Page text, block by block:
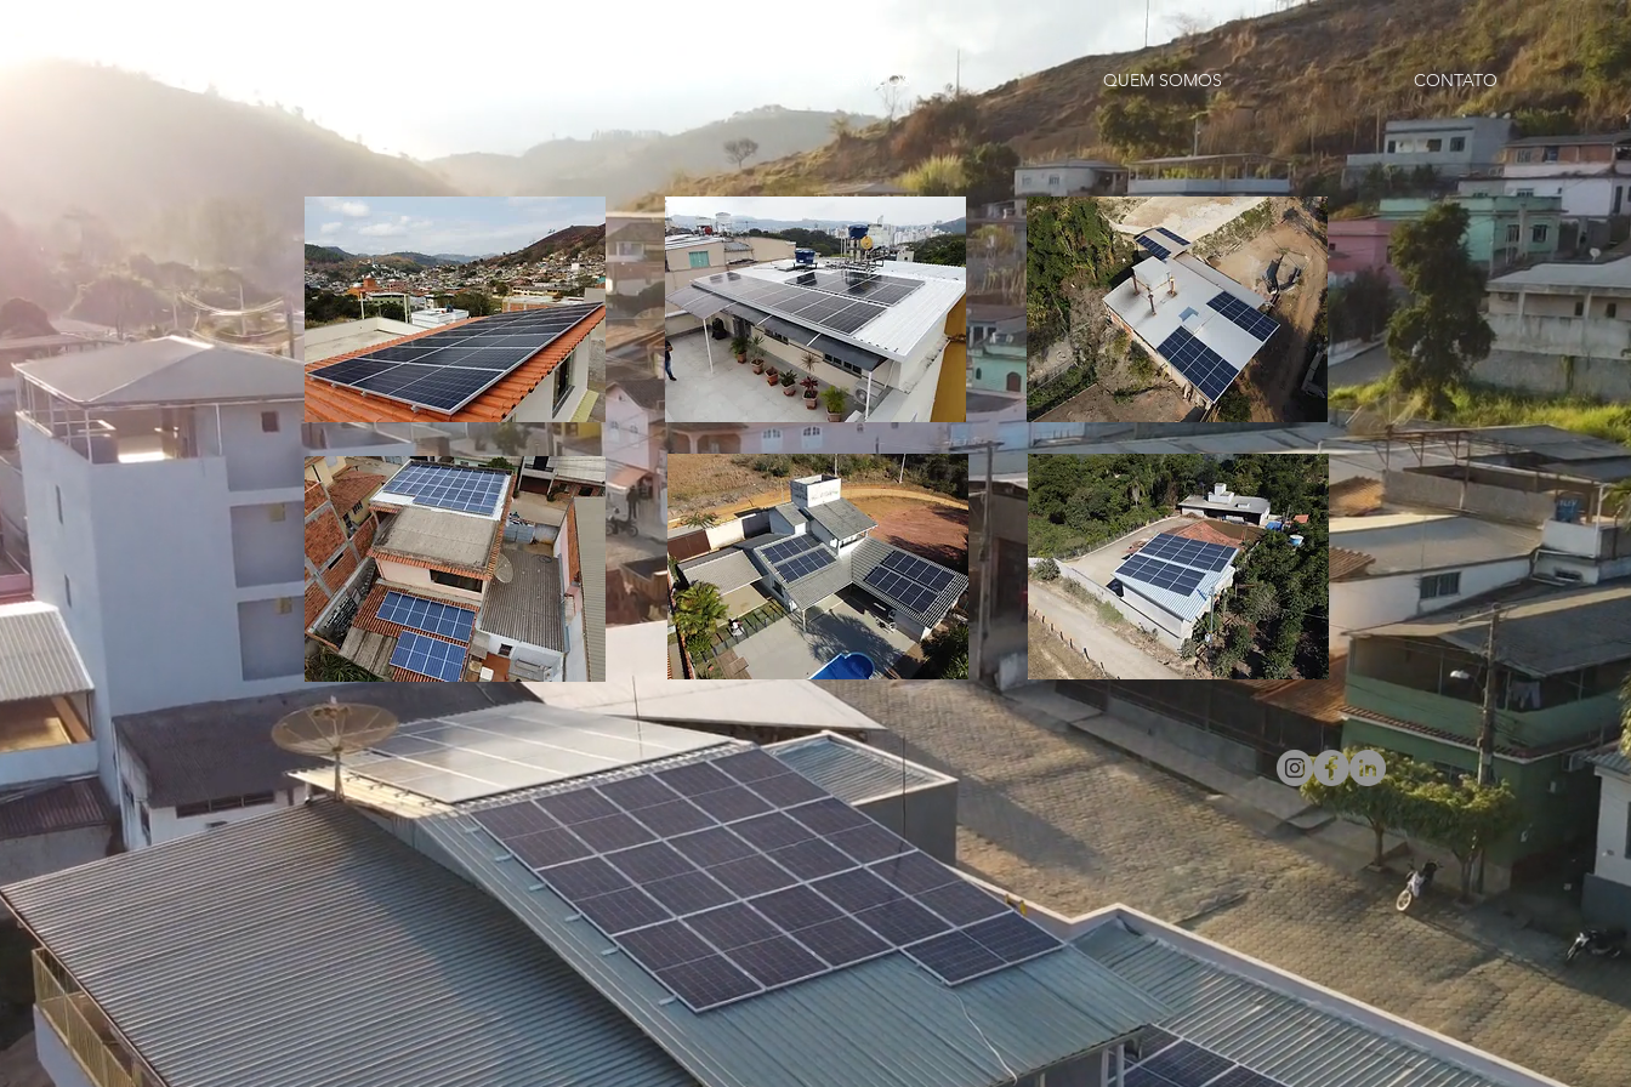
SERVIÇOS QUEM SOMOS CONTATO